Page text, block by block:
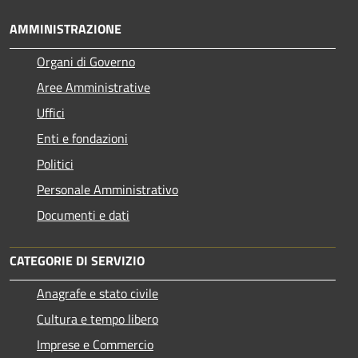
AMMINISTRAZIONE
Organi di Governo
Aree Amministrative
Uffici
Enti e fondazioni
Politici
Personale Amministrativo
Documenti e dati
CATEGORIE DI SERVIZIO
Anagrafe e stato civile
Cultura e tempo libero
Imprese e Commercio